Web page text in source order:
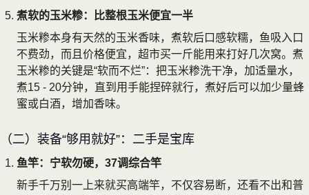
煮软的玉米糁：比整根玉米便宜一半
玉米糁本身有天然的玉米香味，煮软后口感软糯，鱼吸入口
不费劲，而且价格便宜，超市买一斤能用来打好几次窝。煮
玉米糁的关键是“软而不烂”：把玉米糁洗干净，加适量水，
煮15 - 20分钟，直到用手能捏碎就行，煮好后可以加少量蜂
蜜或白酒，增加香味。
（二）装备“够用就好”：二手是宝库
鱼竿：宁软勿硬，37调综合竿
新手千万别一上来就买高端竿，不仅容易断，还看不出和普